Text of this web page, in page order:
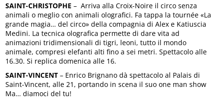
SAINT-CHRISTOPHE – Arriva alla Croix-Noire il circo senza
animali o meglio con animali olografici. Fa tappa la tournée «La
grande magia… del circo» della compagnia di Alex e Katiuscia
Medini. La tecnica olografica permette di dare vita ad
animazioni tridimensionali di tigri, leoni, tutto il mondo
animale, compresi elefanti alti fino a sei metri. Spettacolo alle
16.30. Si replica domenica alle 16.
SAINT-VINCENT – Enrico Brignano dà spettacolo al Palais di
Saint-Vincent, alle 21, portando in scena il suo one man show
Ma… diamoci del tu!